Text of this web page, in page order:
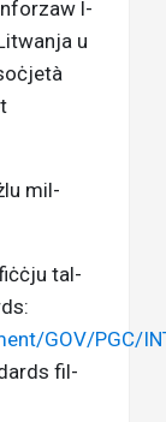
l-
u
mil-
tal-
GOV/PGC/
fil-